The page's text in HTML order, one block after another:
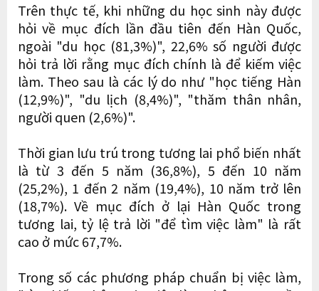
Trên thực tế, khi những du học sinh này được
hỏi về mục đích lần đầu tiên đến Hàn Quốc,
ngoài "du học (81,3%)", 22,6% số người được
hỏi trả lời rằng mục đích chính là để kiếm việc
làm. Theo sau là các lý do như "học tiếng Hàn
(12,9%)", "du lịch (8,4%)", "thăm thân nhân,
người quen (2,6%)".
Thời gian lưu trú trong tương lai phổ biến nhất
là từ 3 đến 5 năm (36,8%), 5 đến 10 năm
(25,2%), 1 đến 2 năm (19,4%), 10 năm trở lên
(18,7%). Về mục đích ở lại Hàn Quốc trong
tương lai, tỷ lệ trả lời "để tìm việc làm" là rất
cao ở mức 67,7%.
Trong số các phương pháp chuẩn bị việc làm,